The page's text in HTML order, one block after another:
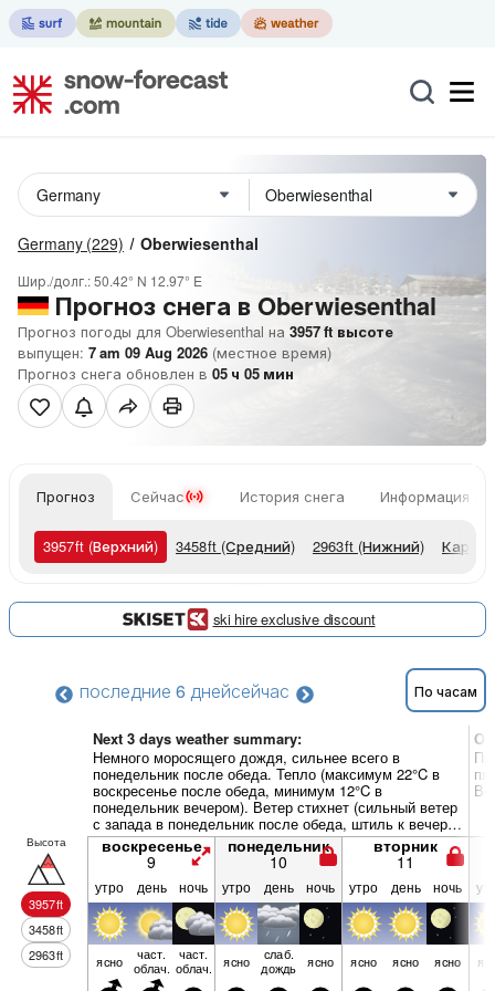
Germany (229) Oberwiesenthal
Шир./долг.:50.42° N 12.97° E
Прогноз снега в Oberwiesenthal
Прогноз погоды для Oberwiesenthal на 3957ft высоте
выпущен: 7 am 09 Aug 2026 (местное время)
Прогноз снега обновлен в 05 ч 05 мин
Прогноз Сейчас История снега Информация о
3957ft (Верхний) 3458ft (Средний) 2963ft (Нижний) Карты
ski hire exclusive discount
последние 6 днейсейчас По часам
Next 3 days weather summary:
Немного моросящего дождя, сильнее всего в
понедельник после обеда. Тепло (максимум 22°C в
воскресенье после обеда, минимум 12°C в
понедельник вечером). Ветер стихнет (сильный ветер
с запада в понедельник после обеда, штиль к вечеру
вторника).
Высота
3957ft
3458ft
2963ft
воскресенье
9
понедельник
10
вторник
11
утро день ночь утро день ночь утро день ночь
ясно част.
облач.
част.
облач. ясно слаб.
дождь ясно ясно ясно ясно